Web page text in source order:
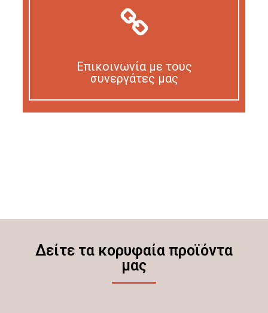
Επικοινωνία με τους
συνεργάτες μας
Δείτε τα κορυφαία προϊόντα
μας